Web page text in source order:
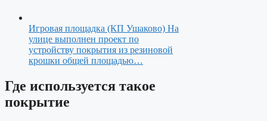
Игровая площадка (КП Ушаково) На
улице выполнен проект по
устройству покрытия из резиновой
крошки общей площадью…
Где используется такое
покрытие